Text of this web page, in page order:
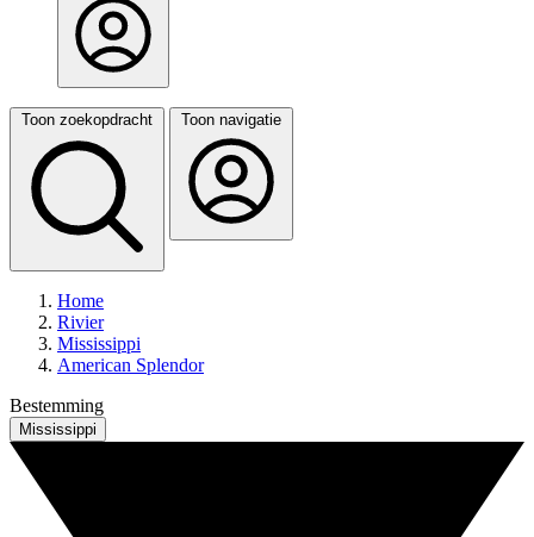
Toon zoekopdracht Toon navigatie
Home
Rivier
Mississippi
American Splendor
Bestemming
Mississippi